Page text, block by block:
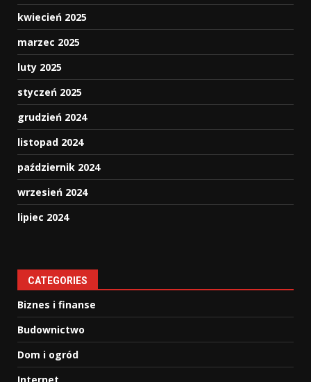
kwiecień 2025
marzec 2025
luty 2025
styczeń 2025
grudzień 2024
listopad 2024
październik 2024
wrzesień 2024
lipiec 2024
CATEGORIES
Biznes i finanse
Budownictwo
Dom i ogród